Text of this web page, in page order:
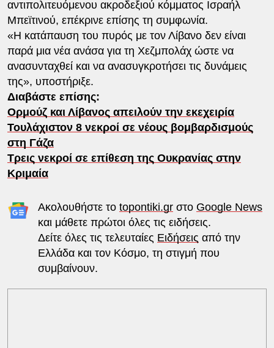
αντιπολιτευόμενου ακροδεξιού κόμματος Ισραήλ
Μπεϊτινού, επέκρινε επίσης τη συμφωνία.
«Η κατάπαυση του πυρός με τον Λίβανο δεν είναι
παρά μια νέα ανάσα για τη Χεζμπολάχ ώστε να
ανασυνταχθεί και να ανασυγκροτήσει τις δυνάμεις
της», υποστήριξε.
Διαβάστε επίσης:
Ορμούζ και Λίβανος απειλούν την εκεχειρία
Τουλάχιστον 8 νεκροί σε νέους βομβαρδισμούς
στη Γάζα
Τρεις νεκροί σε επίθεση της Ουκρανίας στην
Κριμαία
Ακολουθήστε το topontiki.grστο Google News
και μάθετε πρώτοι όλες τις ειδήσεις.
Δείτε όλες τις τελευταίες Ειδήσεις από την
Ελλάδα και τον Κόσμο, τη στιγμή που
συμβαίνουν.